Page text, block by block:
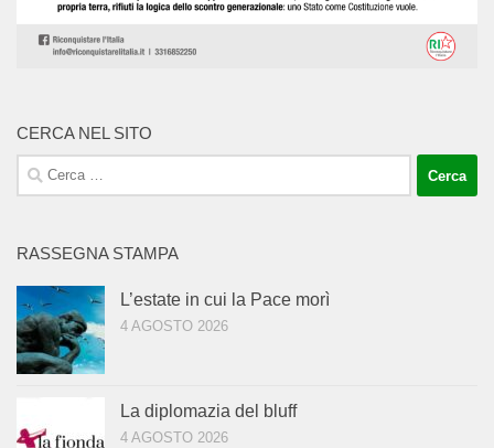
CERCA NEL SITO
Ricerca
per:
RASSEGNA STAMPA
L’estate in cui la Pace morì
4 AGOSTO 2026
La diplomazia del bluff
4 AGOSTO 2026